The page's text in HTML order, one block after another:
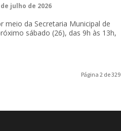
de julho de 2026
meio da Secretaria Municipal de
sábado (26), das 9h às 13h,
Página 2 de 329